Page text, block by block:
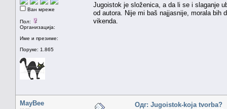
Ван мреже
Пол:
Организација:
Име и презиме:
Поруке: 1.865
Jugoistok je složenica, a da li se i slaganje
od autora. Nije mi baš najjasnije, morala bih
vikenda.
MayBee Одг: Jugoistok-koja tvorba?